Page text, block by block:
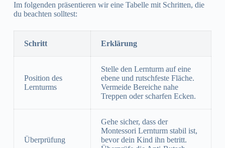
Im folgenden präsentieren wir eine Tabelle mit Schritten, die
du beachten solltest:
Schritt Erklärung
Position des
Lernturms
Stelle den Lernturm auf eine
ebene und rutschfeste Fläche.
Vermeide Bereiche nahe
Treppen oder scharfen Ecken.
Überprüfung
Gehe sicher, dass der
Montessori Lernturm stabil ist,
bevor dein Kind ihn betritt.